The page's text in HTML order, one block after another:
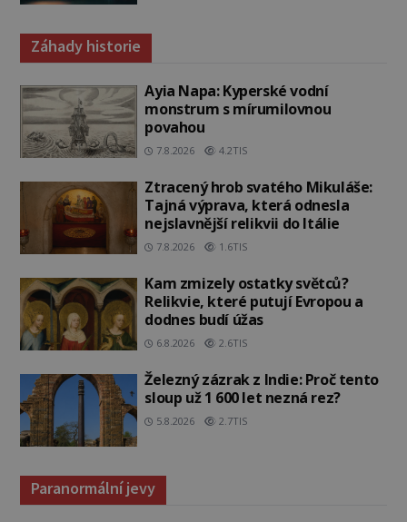
Záhady historie
Ayia Napa: Kyperské vodní
monstrum s mírumilovnou
povahou
7.8.2026 4.2TIS
Ztracený hrob svatého Mikuláše:
Tajná výprava, která odnesla
nejslavnější relikvii do Itálie
7.8.2026 1.6TIS
Kam zmizely ostatky světců?
Relikvie, které putují Evropou a
dodnes budí úžas
6.8.2026 2.6TIS
Železný zázrak z Indie: Proč tento
sloup už 1 600 let nezná rez?
5.8.2026 2.7TIS
Paranormální jevy